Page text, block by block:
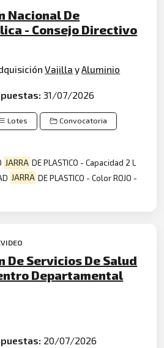
Nacional De
- Consejo Directivo
Vajilla yAluminio
31/07/2026
Lotes Convocatoria
JARRA DE PLASTICO - Capacidad 2 L
JARRA DE PLASTICO - Color ROJO -
Servicios De Salud
Departamental
20/07/2026